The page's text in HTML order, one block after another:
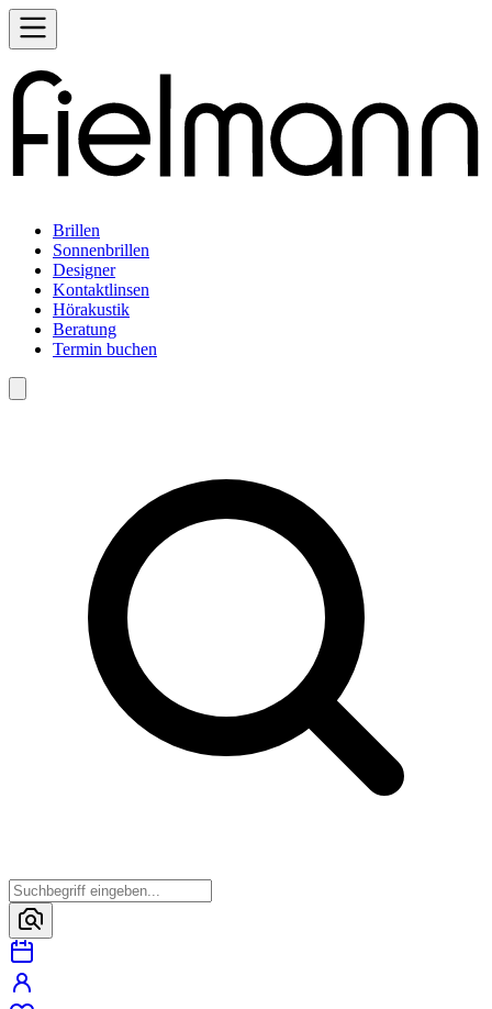
Brillen
Sonnenbrillen
Designer
Kontaktlinsen
Hörakustik
Beratung
Termin buchen